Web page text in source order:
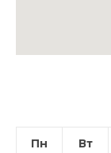
Пн Вт